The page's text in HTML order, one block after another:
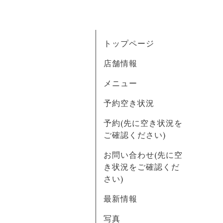
トップページ
店舗情報
メニュー
予約空き状況
予約(先に空き状況を
ご確認ください)
お問い合わせ(先に空
き状況をご確認くだ
さい)
最新情報
写真